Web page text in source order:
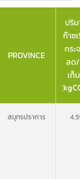
PROVINCE
ปริ
ก๊าซ
กระ
ลด
เก็
สมุทรปราการ